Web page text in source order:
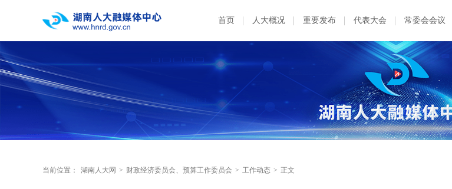
首页 人大概况 重要发布 代表大会 常委会会议
当前位置： 湖南人大网 > 财政经济委员会、预算工作委员会 > 工作动态 > 正文